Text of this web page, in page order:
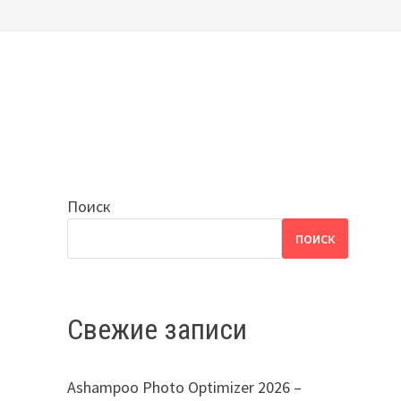
Поиск
ПОИСК
Свежие записи
Ashampoo Photo Optimizer 2026 –